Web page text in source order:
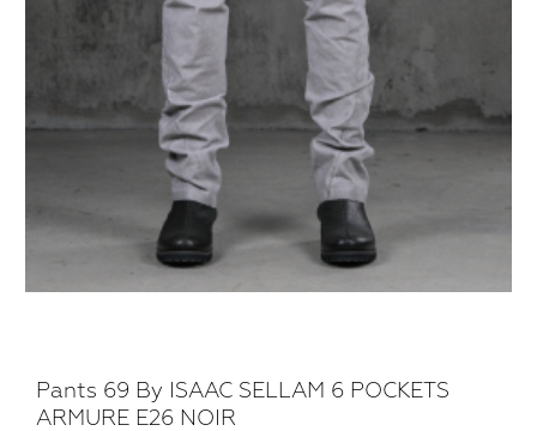
Pants 69 By ISAAC SELLAM 6 POCKETS
ARMURE E26 NOIR